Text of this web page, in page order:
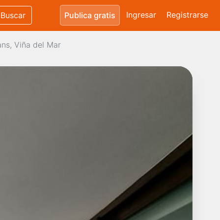
Buscar Publica gratis Ingresar Registrarse
Viña del Mar